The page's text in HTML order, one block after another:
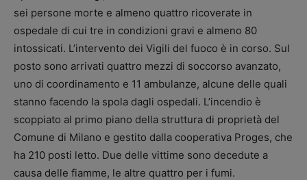
sei persone morte e almeno quattro ricoverate in
ospedale di cui tre in condizioni gravi e almeno 80
intossicati. L’intervento dei Vigili del fuoco è in corso. Sul
posto sono arrivati quattro mezzi di soccorso avanzato,
uno di coordinamento e 11 ambulanze, alcune delle quali
stanno facendo la spola dagli ospedali. L’incendio è
scoppiato al primo piano della struttura di proprietà del
Comune di Milano e gestito dalla cooperativa Proges, che
ha 210 posti letto. Due delle vittime sono decedute a
causa delle fiamme, le altre quattro per i fumi.